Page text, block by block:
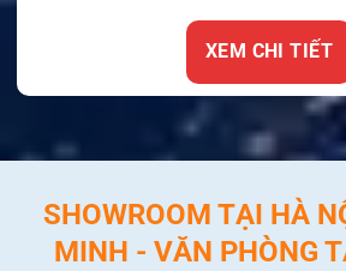
XEM CHI TIẾT
SHOWROOM TẠI HÀ
MINH - VĂN PHÒNG